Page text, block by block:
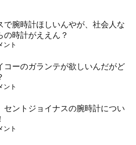
で腕時計ほしいんやが、社会人な
の時計がええん？
ント
コーのガランテが欲しいんだがど
ント
セントジョイナスの腕時計につい
ント